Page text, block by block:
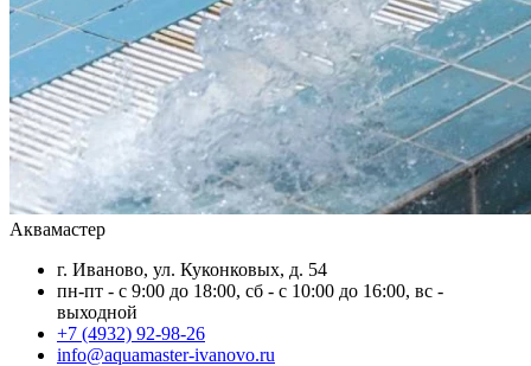
Аквамастер
г. Иваново, ул. Куконковых, д. 54
пн-пт - с 9:00 до 18:00, сб - c 10:00 до 16:00, вс -
выходной
+7 (4932) 92-98-26
info@aquamaster-ivanovo.ru